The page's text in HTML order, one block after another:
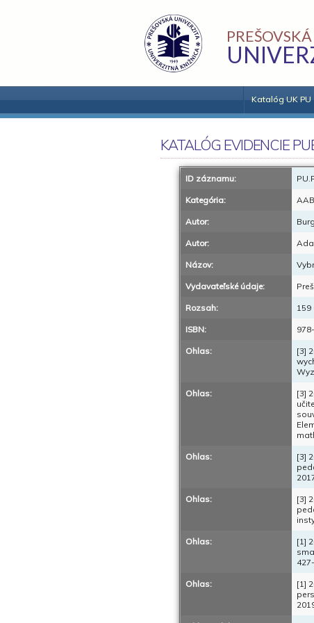
Katalóg UK PU
KATALÓG EVIDENCIE
ID záznamu:
Kategória: AAB
Autor:
Autor:
Názov:
Vydavateľské údaje:
Rozsah: 159
ISBN:
Ohlas:
[3]
Ohlas:
[3]
Ohlas:
[3]
Ohlas:
[3]
Ohlas:
[1]
Ohlas:
[1]